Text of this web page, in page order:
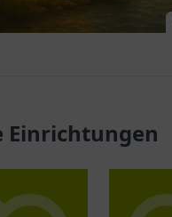
Einrichtungen